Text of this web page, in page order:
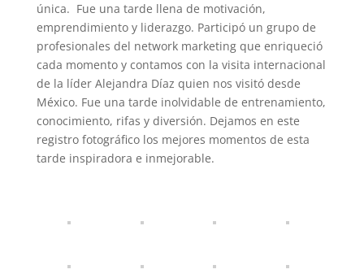
única. Fue una tarde llena de motivación,
emprendimiento y liderazgo. Participó un grupo de
profesionales del network marketing que enriqueció
cada momento y contamos con la visita internacional
de la líder Alejandra Díaz quien nos visitó desde
México. Fue una tarde inolvidable de entrenamiento,
conocimiento, rifas y diversión. Dejamos en este
registro fotográfico los mejores momentos de esta
tarde inspiradora e inmejorable.